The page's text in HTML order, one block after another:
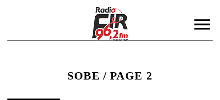
SOBE / PAGE 2